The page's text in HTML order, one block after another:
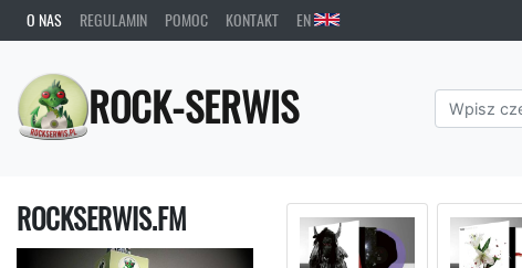
O NAS REGULAMIN POMOC KONTAKT EN
ROCK-SERWIS
ROCKSERWIS.FM